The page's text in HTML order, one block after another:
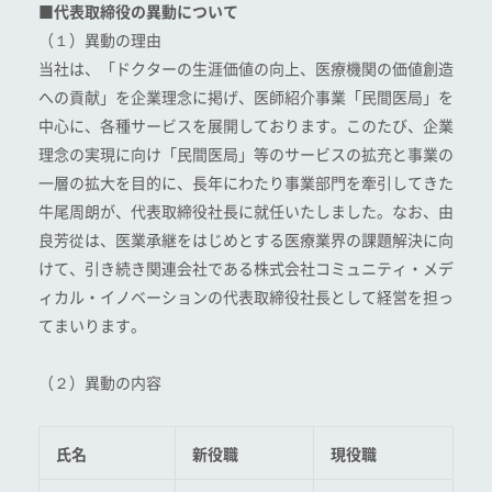
■代表取締役の異動について
（１）異動の理由
当社は、「ドクターの生涯価値の向上、医療機関の価値創造
への貢献」を企業理念に掲げ、医師紹介事業「民間医局」を
中心に、各種サービスを展開しております。このたび、企業
理念の実現に向け「民間医局」等のサービスの拡充と事業の
一層の拡大を目的に、長年にわたり事業部門を牽引してきた
牛尾周朗が、代表取締役社長に就任いたしました。なお、由
良芳從は、医業承継をはじめとする医療業界の課題解決に向
けて、引き続き関連会社である株式会社コミュニティ・メデ
ィカル・イノベーションの代表取締役社長として経営を担っ
てまいります。
（２）異動の内容
氏名 新役職 現役職